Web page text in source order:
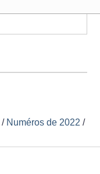
/ Numéros de 2022 /